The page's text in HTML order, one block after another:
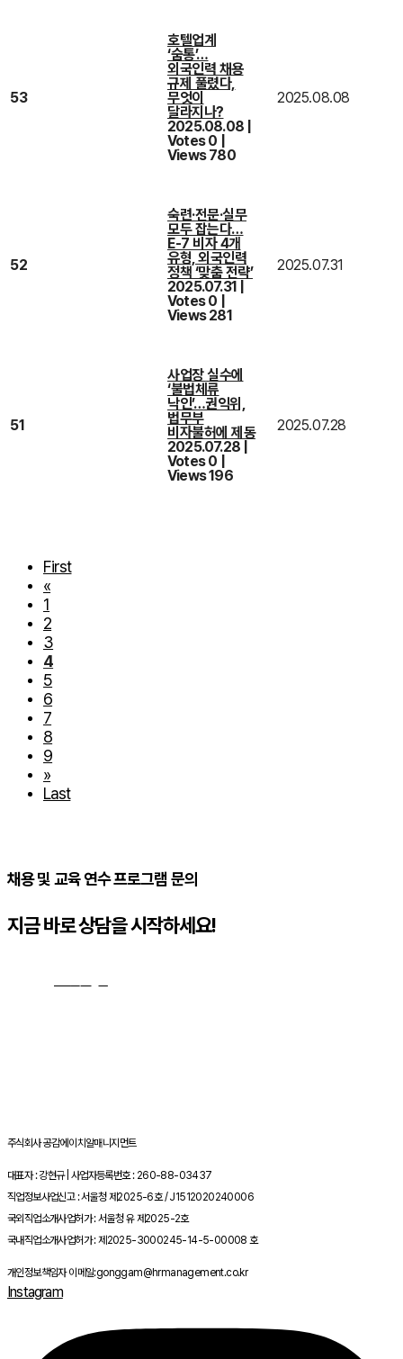
53
호텔업계
‘숨통’…
외국인력 채용
규제 풀렸다,
무엇이
달라지나?
2025.08.08
Votes 0
Views 780
2025.08.08
52
숙련·전문·실무
모두 잡는다…
E-7 비자 4개
유형, 외국인력
정책 ‘맞춤 전략’
2025.07.31
Votes 0
Views 281
2025.07.31
51
사업장 실수에
‘불법체류
낙인’…권익위,
법무부
비자불허에 제동
2025.07.28
Votes 0
Views 196
2025.07.28
First
«
1
2
3
4
5
6
7
8
9
»
Last
채용 및 교육 연수 프로그램 문의
지금 바로 상담을 시작하세요!
주식회사 공감에이치알매니지먼트
대표자 : 강현규 | 사업자등록번호 : 260-88-03437
직업정보사업신고 : 서울청 제2025-6호 / J1512020240006
국외직업소개사업허가 : 서울청 유 제2025-2호
국내직업소개사업허가 : 제2025-3000245-14-5-00008 호
개인정보책임자 이메일:gonggam@hrmanagement.co.kr
Instagram